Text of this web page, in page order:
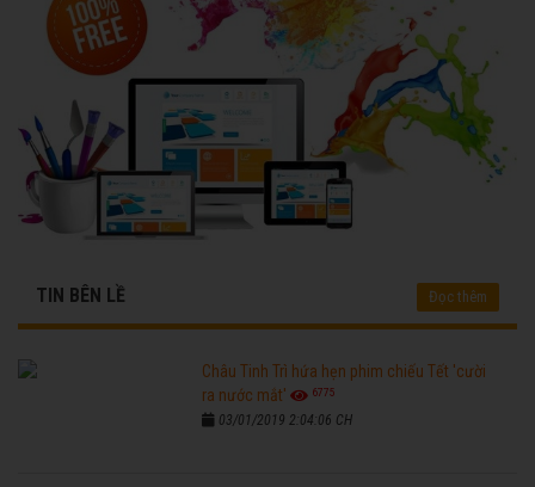
TIN BÊN LỀ Đọc thêm
Châu Tinh Trì hứa hẹn phim chiếu Tết 'cười
ra nước mắt'
6775
03/01/2019 2:04:06 CH